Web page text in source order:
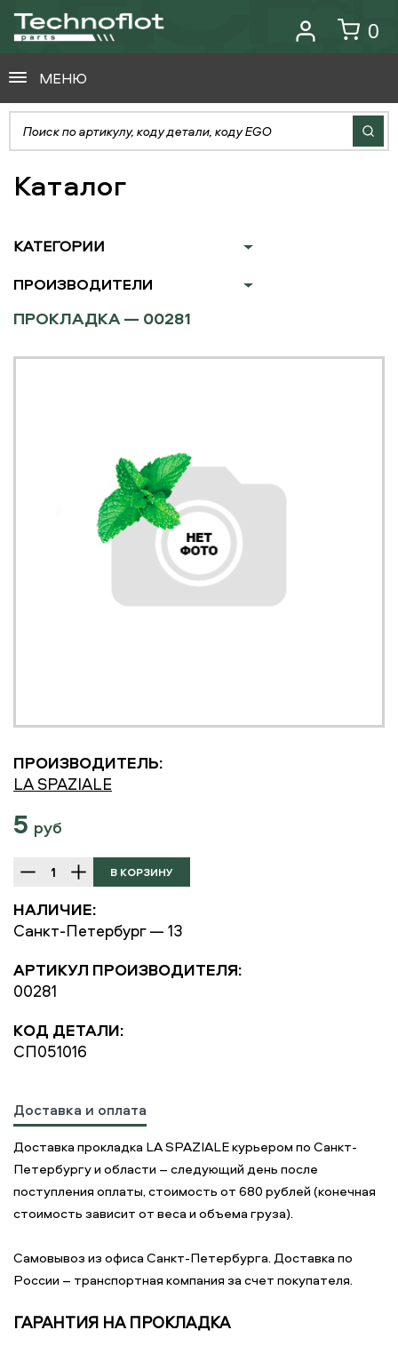
0
МЕНЮ
Каталог
КАТЕГОРИИ
ПРОИЗВОДИТЕЛИ
ПРОКЛАДКА — 00281
ПРОИЗВОДИТЕЛЬ:
LA SPAZIALE
5 руб
НАЛИЧИЕ:
Санкт-Петербург — 13
АРТИКУЛ ПРОИЗВОДИТЕЛЯ:
00281
КОД ДЕТАЛИ:
СП051016
Доставка и оплата
Доставка прокладка LA SPAZIALE курьером по Санкт-
Петербургу и области – следующий день после
поступления оплаты, стоимость от 680 рублей (конечная
стоимость зависит от веса и объема груза).
Самовывоз из офиса Санкт-Петербурга. Доставка по
России – транспортная компания за счет покупателя.
ГАРАНТИЯ НА ПРОКЛАДКА